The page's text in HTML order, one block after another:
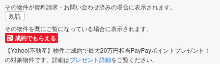
その物件が資料請求・お問い合わせ済みの場合に表示されます。
既読
その物件を既にご覧になっている場合に表示されます。
成約でもらえる
【Yahoo!不動産】物件ご成約で最大20万円相当PayPayポイントプレゼント！
の対象物件です。詳細はプレゼント詳細をご覧ください。